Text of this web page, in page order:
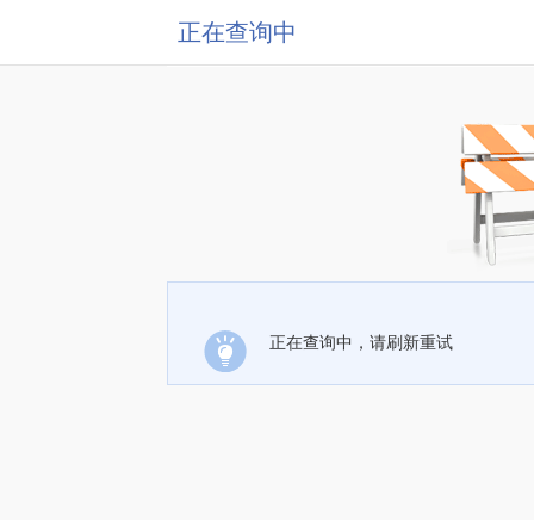
正在查询中
正在查询中，请刷新重试